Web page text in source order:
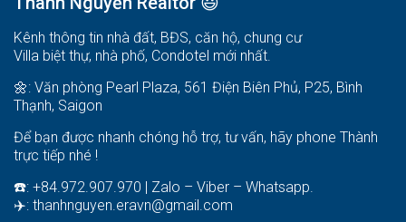
Kênh thông tin nhà đất, BĐS, căn hộ, chung cư
Villa biệt thự, nhà phố, Condotel mới nhất.
🌼: Văn phòng Pearl Plaza, 561 Điện Biên Phủ, P25, Bình
Thạnh, Saigon
Để bạn được nhanh chóng hỗ trợ, tư vấn, hãy phone Thành
trực tiếp nhé !
☎️: +84.972.907.970 | Zalo – Viber – Whatsapp.
✈️: thanhnguyen.eravn@gmail.com